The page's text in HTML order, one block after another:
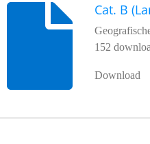
Cat. B
152
Download